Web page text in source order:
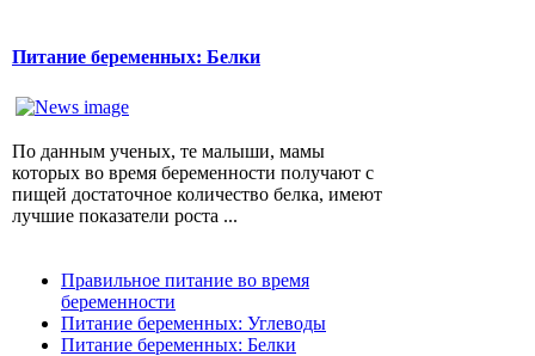
Питание беременных: Белки
По данным ученых, те малыши, мамы
которых во время беременности получают с
пищей достаточное количество белка, имеют
лучшие показатели роста ...
Правильное питание во время
беременности
Питание беременных: Углеводы
Питание беременных: Белки